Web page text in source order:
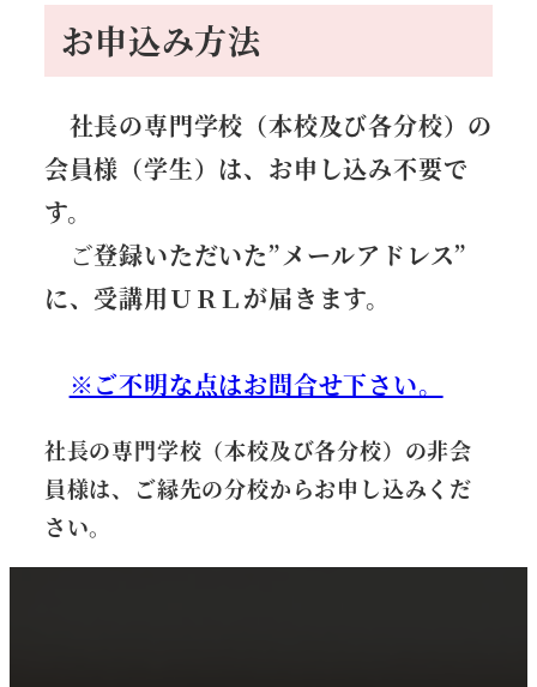
お申込み方法
社長の専門学校（本校及び各分校）の
会員様（学生）は、お申し込み不要で
す。
ご登録いただいた”メールアドレス”
に、受講用ＵＲＬが届きます。
※ご不明な点はお問合せ下さい。
社長の専門学校（本校及び各分校）の非会
員様は、
ご縁先の分校からお申し込みくだ
さい。